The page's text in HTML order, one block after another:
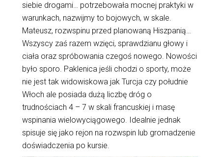
siebie drogami… potrzebowała mocnej praktyki w
warunkach, nazwijmy to bojowych, w skale.
Mateusz, rozwspinu przed planowaną Hiszpanią…
Wszyscy zaś razem wzięci, sprawdzianu głowy i
ciała oraz spróbowania czegoś nowego. Nowości
było sporo. Paklenica jeśli chodzi o sporty, może
nie jest tak widowiskowa jak Turcja czy południe
Włoch ale posiada dużą liczbę dróg o
trudnościach 4 – 7 w skali francuskiej i masę
wspinania wielowyciągowego. Idealnie jednak
spisuje się jako rejon na rozwspin lub gromadzenie
doświadczenia po kursie.